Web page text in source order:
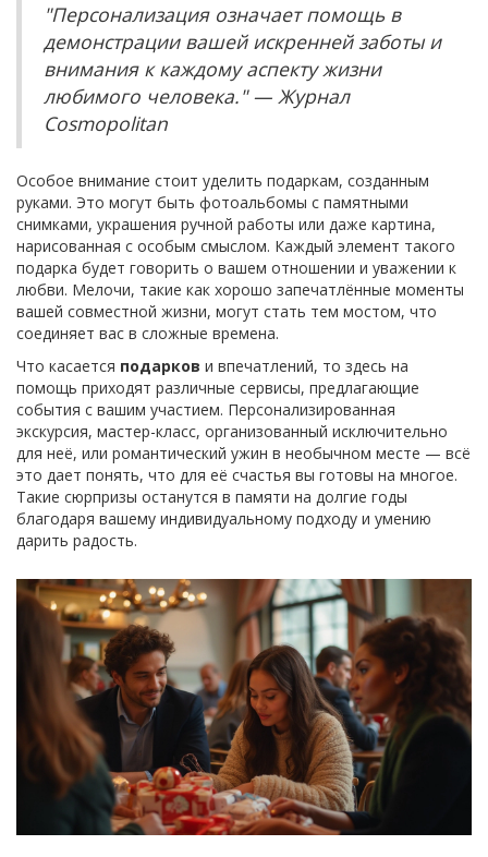
"Персонализация означает помощь в
демонстрации вашей искренней заботы и
внимания к каждому аспекту жизни
любимого человека." — Журнал
Cosmopolitan
Особое внимание стоит уделить подаркам, созданным
руками. Это могут быть фотоальбомы с памятными
снимками, украшения ручной работы или даже картина,
нарисованная с особым смыслом. Каждый элемент такого
подарка будет говорить о вашем отношении и уважении к
любви. Мелочи, такие как хорошо запечатлённые моменты
вашей совместной жизни, могут стать тем мостом, что
соединяет вас в сложные времена.
Что касается подарков и впечатлений, то здесь на
помощь приходят различные сервисы, предлагающие
события с вашим участием. Персонализированная
экскурсия, мастер-класс, организованный исключительно
для неё, или романтический ужин в необычном месте — всё
это дает понять, что для её счастья вы готовы на многое.
Такие сюрпризы останутся в памяти на долгие годы
благодаря вашему индивидуальному подходу и умению
дарить радость.